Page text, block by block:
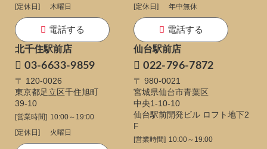
[定休日]
木曜日
電話する
[定休日]
年中無休
電話する
北千住駅前店
03-6633-9859
〒 120-0026
東京都足立区千住旭町
39-10
[営業時間] 10:00～19:00
[定休日]
火曜日
仙台駅前店
022-796-7872
〒 980-0021
宮城県仙台市青葉区
中央1-10-10
仙台駅前開発ビル ロフト地下2
F
[営業時間] 10:00～19:00